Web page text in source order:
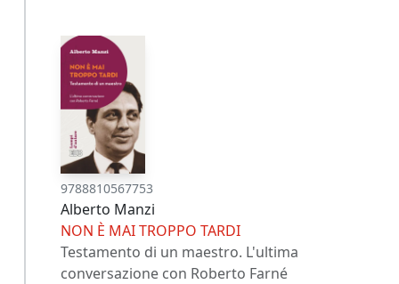
9788810567753
Alberto Manzi
NON È MAI TROPPO TARDI
Testamento di un maestro. L'ultima
conversazione con Roberto Farné